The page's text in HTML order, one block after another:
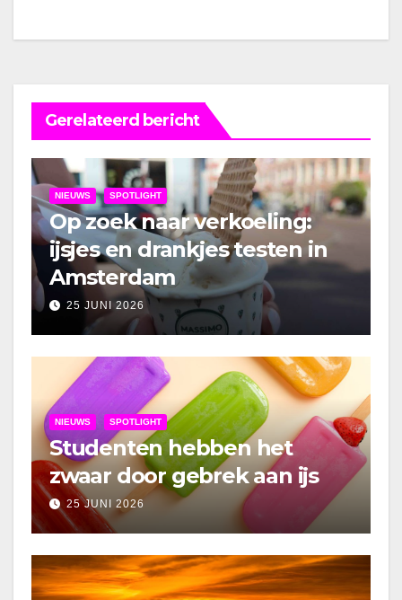
Gerelateerd bericht
NIEUWS SPOTLIGHT
Op zoek naar verkoeling:
ijsjes en drankjes testen in
Amsterdam
25 JUNI 2026
NIEUWS SPOTLIGHT
Studenten hebben het
zwaar door gebrek aan ijs
25 JUNI 2026